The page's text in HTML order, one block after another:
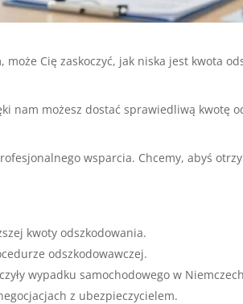
Cię zaskoczyć, jak niska jest kwota
nam możesz dostać sprawiedliwą kwotę
wsparcia. Chcemy, abyś
kwoty odszkodowania.
odszkodowawczej.
wypadku samochodowego w
z ubezpieczycielem.